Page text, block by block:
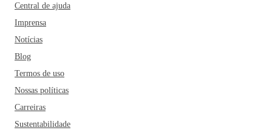
Central de ajuda
Imprensa
Notícias
Blog
Termos de uso
Nossas políticas
Carreiras
Sustentabilidade